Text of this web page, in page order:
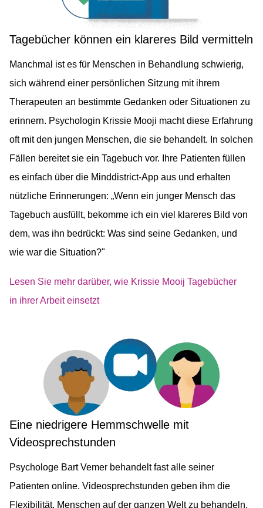
Tagebücher können ein klareres Bild vermitteln
Manchmal ist es für Menschen in Behandlung schwierig,
sich während einer persönlichen Sitzung mit ihrem
Therapeuten an bestimmte Gedanken oder Situationen zu
erinnern. Psychologin Krissie Mooji macht diese Erfahrung
oft mit den jungen Menschen, die sie behandelt. In solchen
Fällen bereitet sie ein Tagebuch vor. Ihre Patienten füllen
es einfach über die Minddistrict-App aus und erhalten
nützliche Erinnerungen: „Wenn ein junger Mensch das
Tagebuch ausfüllt, bekomme ich ein viel klareres Bild von
dem, was ihn bedrückt: Was sind seine Gedanken, und
wie war die Situation?"
Lesen Sie mehr darüber, wie Krissie Mooij Tagebücher
in ihrer Arbeit einsetzt
Eine niedrigere Hemmschwelle mit
Videosprechstunden
Psychologe Bart Vemer behandelt fast alle seiner
Patienten online. Videosprechstunden geben ihm die
Flexibilität, Menschen auf der ganzen Welt zu behandeln,